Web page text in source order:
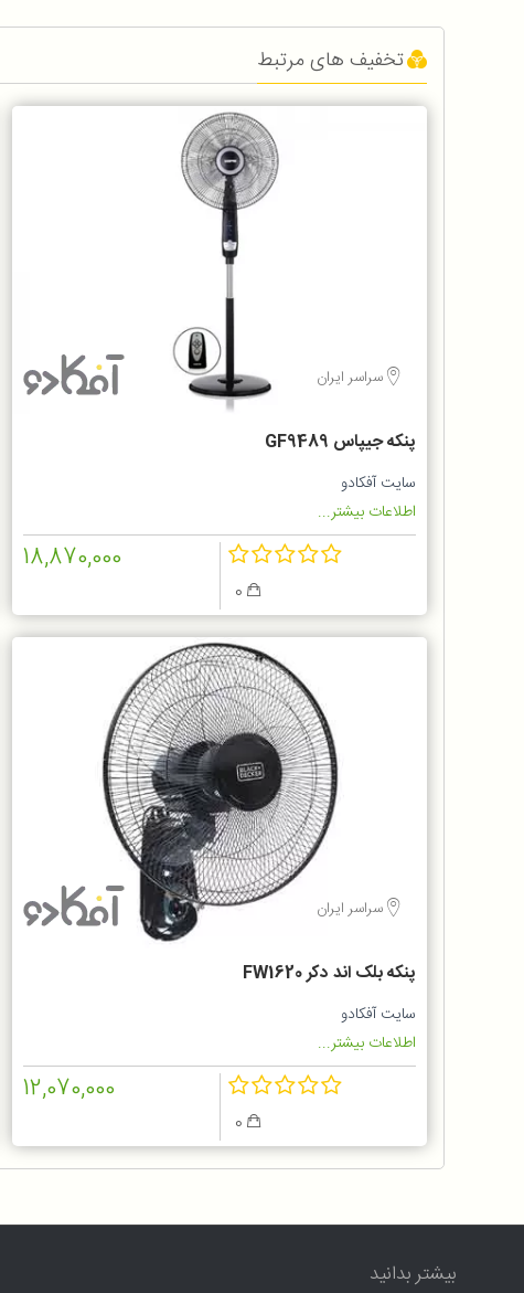
تخفیف های مرتبط
سراسر ایران
پنکه جیپاس GF9489
سایت آفکادو
اطلاعات بیشتر...
18,870,000
سراسر ایران
پنکه بلک اند دکر FW1620
سایت آفکادو
اطلاعات بیشتر...
12,070,000
بیشتر بدانید